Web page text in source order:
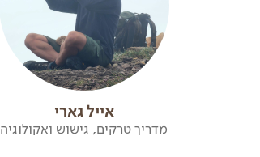
אייל גארי
מדריך טרקים, גישוש ואקולוגיה